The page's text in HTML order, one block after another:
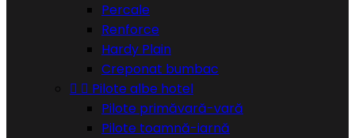
Percale
Renforce
Hardy Plain
Creponat bumbac
  Pilote albe hotel
Pilote primăvară-vară
Pilote toamnă-iarnă